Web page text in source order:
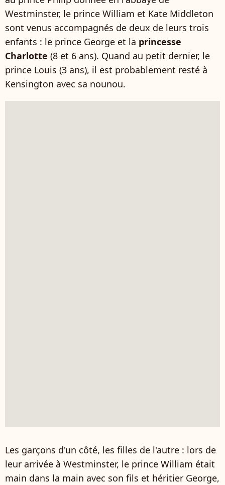
Westminster, le prince William et Kate Middleton
sont venus accompagnés de deux de leurs trois
enfants : le prince George et la princesse
Charlotte (8 et 6 ans). Quand au petit dernier, le
prince Louis (3 ans), il est probablement resté à
Kensington avec sa nounou.
Les garçons d'un côté, les filles de l'autre : lors de
leur arrivée à Westminster, le prince William était
main dans la main avec son fils et héritier George,